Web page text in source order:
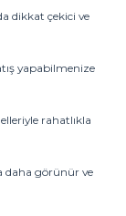
dikkat çekici ve
yapabilmenize
rahatlıkla
daha görünür ve